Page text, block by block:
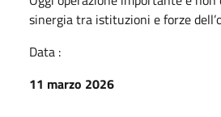
sinergia tra istituzioni e forze
Data :
11 marzo 2026